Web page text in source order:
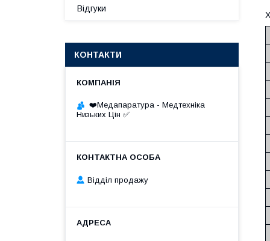
Відгуки
КОНТАКТИ
❤️Медапаратура - Медтехніка
Низьких Цін ✅
Відділ продажу